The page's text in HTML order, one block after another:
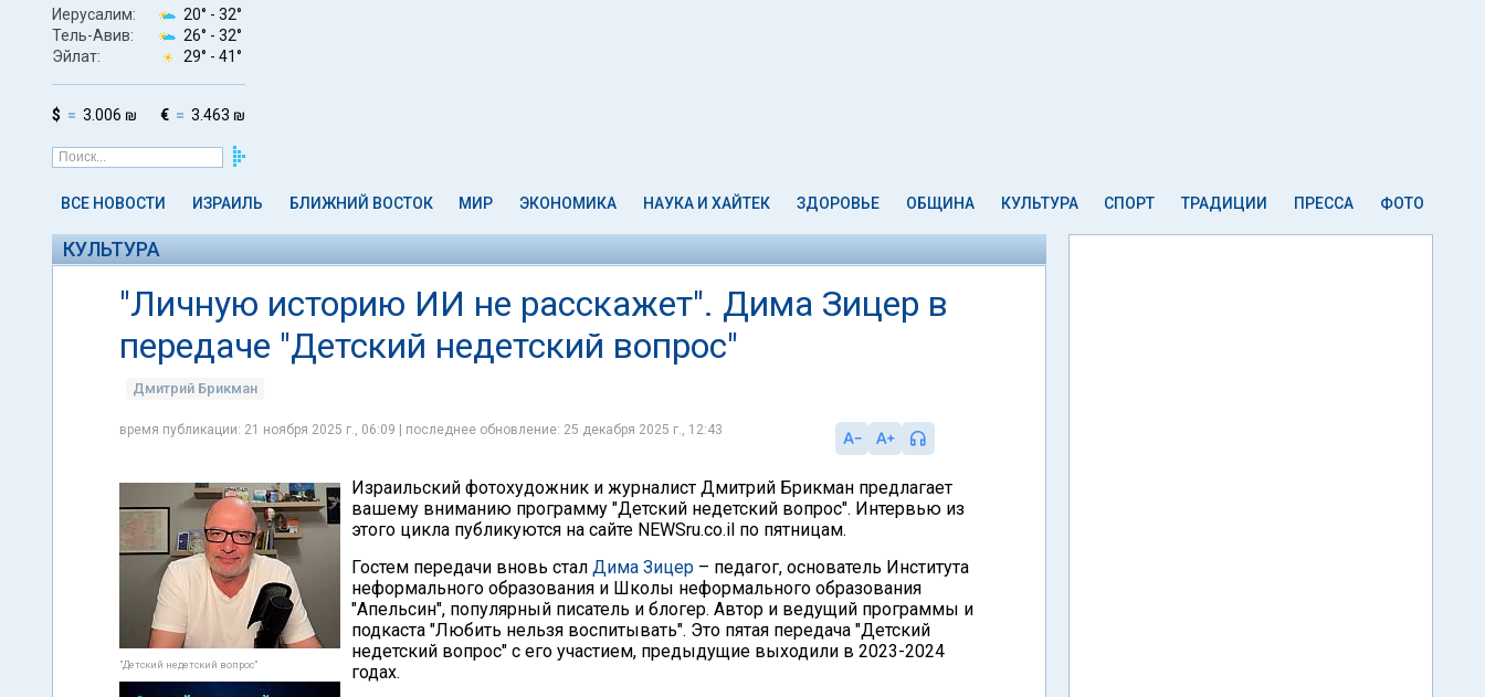
Иерусалим: 20° - 32°
Тель-Авив:
26° - 32°
Эйлат:
29° - 41°
$ 3.006 ₪ € 3.463 ₪
ВСЕ НОВОСТИ ИЗРАИЛЬ БЛИЖНИЙ ВОСТОК МИР ЭКОНОМИКА НАУКА И ХАЙТЕК ЗДОРОВЬЕ ОБЩИНА КУЛЬТУРА СПОРТ ТРАДИЦИИ ПРЕССА ФОТО
КУЛЬТУРА
"Личную историю ИИ не расскажет". Дима Зицер в
передаче "Детский недетский вопрос"
Дмитрий Брикман
время публикации: 21 ноября 2025 г., 06:09 | последнее обновление: 25 декабря 2025 г., 12:43
"Детский недетский вопрос"
Израильский фотохудожник и журналист Дмитрий Брикман предлагает
вашему вниманию программу "Детский недетский вопрос". Интервью из
этого цикла публикуются на сайте NEWSru.co.il по пятницам.
Гостем передачи вновь стал Дима Зицер – педагог, основатель Института
неформального образования и Школы неформального образования
"Апельсин", популярный писатель и блогер. Автор и ведущий программы и
подкаста "Любить нельзя воспитывать". Это пятая передача "Детский
недетский вопрос" с его участием, предыдущие выходили в 2023-2024
годах.